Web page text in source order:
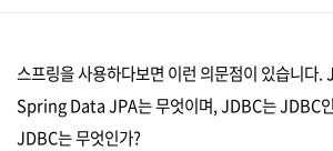
스프링을 사용하다보면 이런 의문점이 있습니다.
Spring Data JPA는 무엇이며, JDBC는 JDBC
JDBC는 무엇인가?